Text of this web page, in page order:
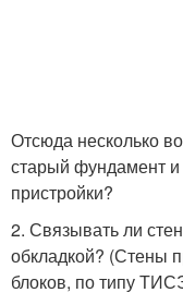
Отсюда несколько
старый фундамент и
пристройки?
2. Связывать ли
обкладкой? (Стены
блоков, по типу